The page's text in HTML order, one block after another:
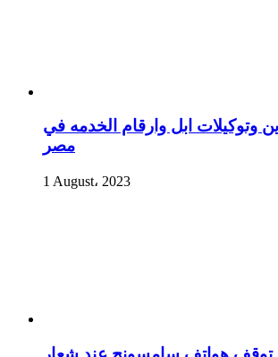
وتوكيلات ابل وارقام الخدمه في
مصر
1 August، 2023